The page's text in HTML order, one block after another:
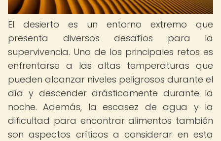
El desierto es un entorno extremo que
presenta diversos desafíos para la
supervivencia. Uno de los principales retos es
enfrentarse a las altas temperaturas que
pueden alcanzar niveles peligrosos durante el
día y descender drásticamente durante la
noche. Además, la escasez de agua y la
dificultad para encontrar alimentos también
son aspectos críticos a considerar en esta